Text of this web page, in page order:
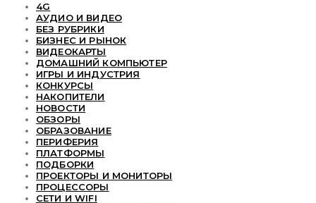
4G
АУДИО И ВИДЕО
БЕЗ РУБРИКИ
БИЗНЕС И РЫНОК
ВИДЕОКАРТЫ
ДОМАШНИЙ КОМПЬЮТЕР
ИГРЫ И ИНДУСТРИЯ
КОНКУРСЫ
НАКОПИТЕЛИ
НОВОСТИ
ОБЗОРЫ
ОБРАЗОВАНИЕ
ПЕРИФЕРИЯ
ПЛАТФОРМЫ
ПОДБОРКИ
ПРОЕКТОРЫ И МОНИТОРЫ
ПРОЦЕССОРЫ
СЕТИ И WIFI